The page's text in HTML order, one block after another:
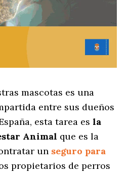
mascotas es una
entre sus dueños
esta tarea esla
Animal que es la
un seguro para
propietarios de perros